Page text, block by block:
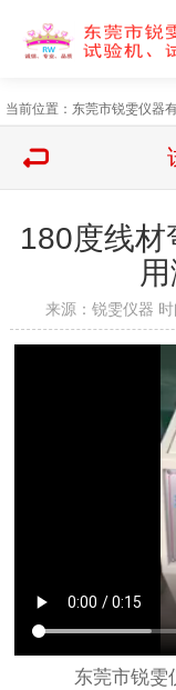
当前位置： 东莞市锐雯仪器
180度线材
来源：锐雯仪器
东莞市锐雯仪